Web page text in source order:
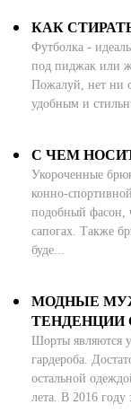
Омская область (5)
Республика
Республика Крым (1)
Самарская область (1)
Санкт-Петербург и ЛО (3)
Саратовская область (1)
Свердловская область
Северная Осетия (2)
Томская область (1)
Тульская область (1)
Тюменская область (3)
Хакасия (1)
Ханты-Мансийский
КАК
Футболка -
под пиджак или
Пожалуй, нет ни
удобным и
С ЧЕМ
Укороченные
конно-
подобный фасон,
сапогах. Также
буде...
МОДНЫЕ
ТЕНДЕНЦИИ
Шорты являются
гардероба.
остальной
лета. В 2016 году